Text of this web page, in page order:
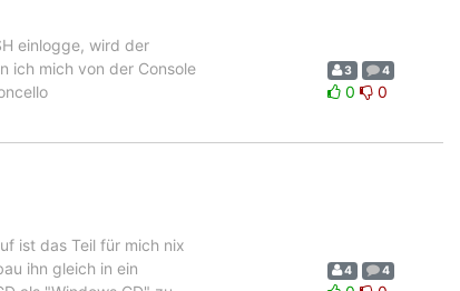
einlogge, wird der
ich mich von der Console
3 4
0 0
ist das Teil für mich nix
ihn gleich in ein
4 4